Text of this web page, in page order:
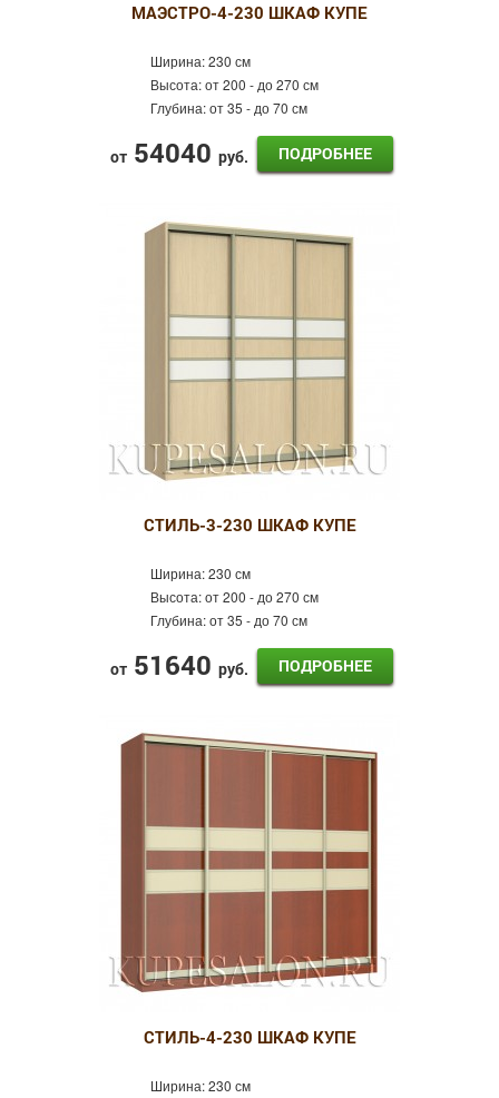
МАЭСТРО-4-230 ШКАФ КУПЕ
Ширина:230 см
Высота:от 200 - до 270 см
Глубина:от 35 - до 70 см
от 54040 руб. ПОДРОБНЕЕ
СТИЛЬ-3-230 ШКАФ КУПЕ
Ширина:230 см
Высота:от 200 - до 270 см
Глубина:от 35 - до 70 см
от 51640 руб. ПОДРОБНЕЕ
СТИЛЬ-4-230 ШКАФ КУПЕ
Ширина:230 см